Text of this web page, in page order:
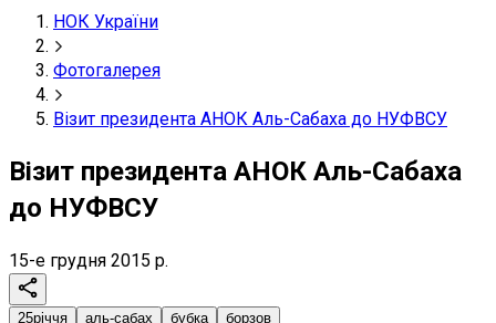
НОК України
Фотогалерея
Візит президента АНОК Аль-Сабаха до НУФВСУ
Візит президента АНОК Аль-Сабаха
до НУФВСУ
15-е грудня 2015 р.
25річчя аль-сабах бубка борзов